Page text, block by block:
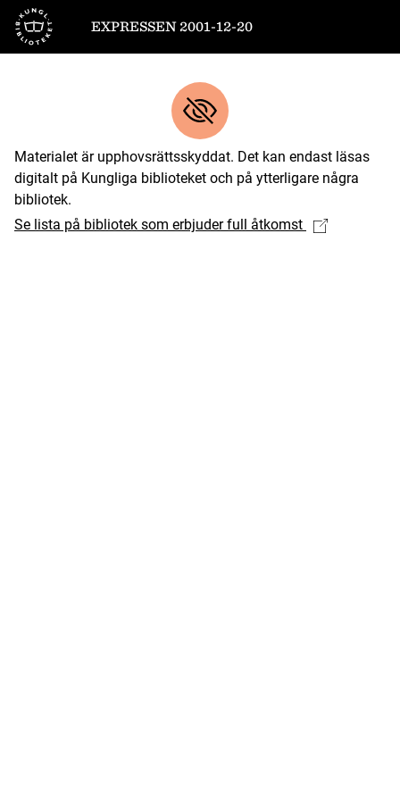
Till startsidan
EXPRESSEN 2001-12-20
Materialet är upphovsrättsskyddat. Det kan endast läsas
digitalt på Kungliga biblioteket och på ytterligare några
bibliotek.
Se lista på bibliotek som erbjuder full åtkomst